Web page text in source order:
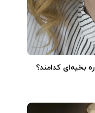
بخیه‌ای کدامند؟